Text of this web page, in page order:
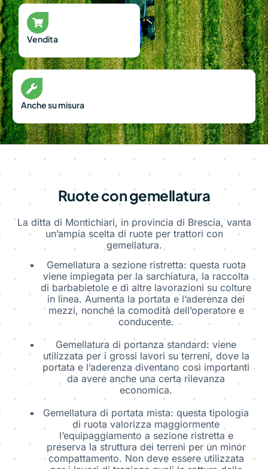
Vendita
Anche su misura
Ruote con gemellatura
La ditta di Montichiari, in provincia di Brescia, vanta
un’ampia scelta di ruote per trattori con
gemellatura.
Gemellatura a sezione ristretta: questa ruota
viene impiegata per la sarchiatura, la raccolta
di barbabietole e di altre lavorazioni su colture
in linea. Aumenta la portata e l’aderenza dei
mezzi, nonché la comodità dell’operatore e
conducente.
Gemellatura di portanza standard: viene
utilizzata per i grossi lavori su terreni, dove la
portata e l’aderenza diventano così importanti
da avere anche una certa rilevanza
economica.
Gemellatura di portata mista: questa tipologia
di ruota valorizza maggiormente
l’equipaggiamento a sezione ristretta e
preserva la struttura dei terreni per un minor
compattamento. Non deve essere utilizzata